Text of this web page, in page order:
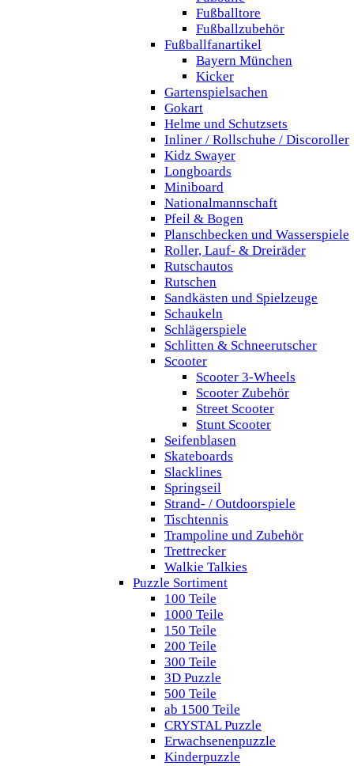
Fußballtore
Fußballzubehör
Fußballfanartikel
Bayern München
Kicker
Gartenspielsachen
Gokart
Helme und Schutzsets
Inliner / Rollschuhe / Discoroller
Kidz Swayer
Longboards
Miniboard
Nationalmannschaft
Pfeil & Bogen
Planschbecken und Wasserspiele
Roller, Lauf- & Dreiräder
Rutschautos
Rutschen
Sandkästen und Spielzeuge
Schaukeln
Schlägerspiele
Schlitten & Schneerutscher
Scooter
Scooter 3-Wheels
Scooter Zubehör
Street Scooter
Stunt Scooter
Seifenblasen
Skateboards
Slacklines
Springseil
Strand- / Outdoorspiele
Tischtennis
Trampoline und Zubehör
Trettrecker
Walkie Talkies
Puzzle Sortiment
100 Teile
1000 Teile
150 Teile
200 Teile
300 Teile
3D Puzzle
500 Teile
ab 1500 Teile
CRYSTAL Puzzle
Erwachsenenpuzzle
Kinderpuzzle